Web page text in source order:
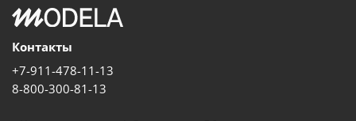
Контакты
+7-911-478-11-13
8-800-300-81-13